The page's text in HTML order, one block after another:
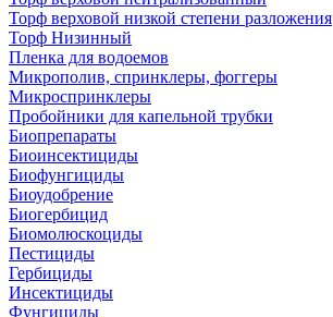
Торф верховой низкой степени разложения
Торф Низинный
Пленка для водоемов
Микрополив, спринклеры, фоггеры
Микроспринклеры
Пробойники для капельной трубки
Биопрепараты
Биоинсектициды
Биофунгициды
Биоудобрение
Биогербицид
Биомолюскоциды
Пестициды
Гербициды
Инсектициды
Фунгициды